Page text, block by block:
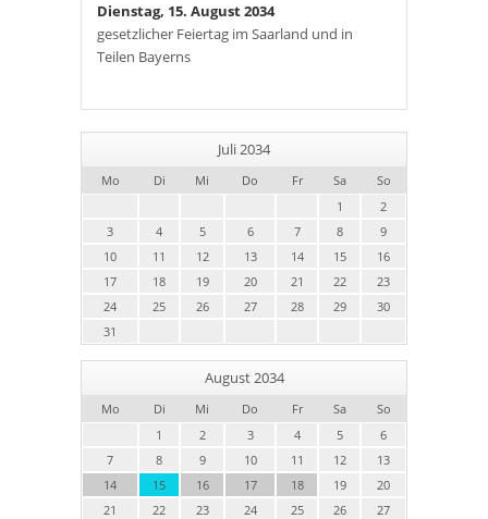
Dienstag, 15. August 2034
gesetzlicher Feiertag im Saarland und in
Teilen Bayerns
Juli 2034
Mo Di Mi Do Fr Sa
So
1
2
3
4 5 6 7 8
9
10
11 12 13 14 15
16
17
18 19 20 21 22
23
24
25 26 27 28 29
30
31
August 2034
Mo Di Mi Do Fr Sa
So
1
2 3 4 5
6
7
8 9 10 11 12
13
14
15 16 17 18 19
20
21
22 23 24 25 26
27